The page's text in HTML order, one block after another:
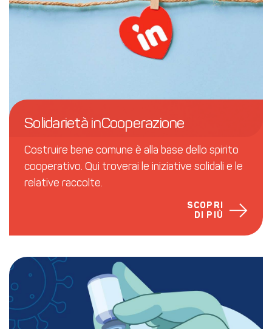
Solidarietà inCooperazione
Costruire bene comune è alla base dello spirito
cooperativo. Qui troverai le iniziative solidali e le
relative raccolte.
SCOPRI
DI PIÙ